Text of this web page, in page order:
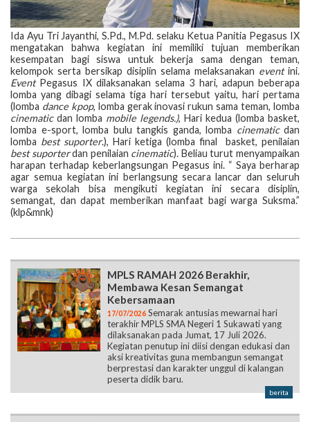
Ida Ayu Tri Jayanthi, S.Pd., M.Pd. selaku Ketua Panitia Pegasus IX
mengatakan bahwa kegiatan ini memiliki tujuan memberikan
kesempatan bagi siswa untuk bekerja sama dengan teman,
kelompok serta bersikap disiplin selama melaksanakan eventini.
EventPegasus IX dilaksanakan selama 3 hari, adapun beberapa
lomba yang dibagi selama tiga hari tersebut yaitu, hari pertama
(lomba dance kpop, lomba gerak inovasi rukun sama teman, lomba
cinematicdan lomba mobile legends.), Hari kedua (lomba basket,
lomba e-sport, lomba bulu tangkis ganda, lomba cinematicdan
lomba best suporter.), Hari ketiga (lomba final basket, penilaian
best suporterdan penilaian cinematic). Beliau turut menyampaikan
harapan terhadap keberlangsungan Pegasus ini. “ Saya berharap
agar semua kegiatan ini berlangsung secara lancar dan seluruh
warga sekolah bisa mengikuti kegiatan ini secara disiplin,
semangat, dan dapat memberikan manfaat bagi warga Suksma.”
(klp&mnk)
MPLS RAMAH 2026 Berakhir,
Membawa Kesan Semangat
Kebersamaan
17/07/2026 Semarak antusias mewarnai hari
terakhir MPLS SMA Negeri 1 Sukawati yang
dilaksanakan pada Jumat, 17 Juli 2026.
Kegiatan penutup ini diisi dengan edukasi dan
aksi kreativitas guna membangun semangat
berprestasi dan karakter unggul di kalangan
peserta didik baru.
berita